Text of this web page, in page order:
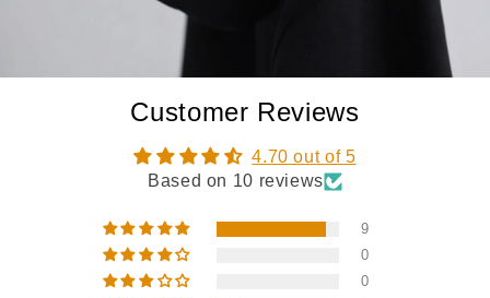
Customer Reviews
4.70 out of 5
Based on 10 reviews
9
0
0